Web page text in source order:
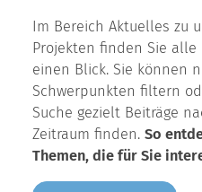
Im Bereich Aktuelles zu
Projekten finden Sie
einen Blick. Sie können
Schwerpunkten filtern
Suche gezielt Beiträge
Zeitraum finden. So
Themen, die für Sie